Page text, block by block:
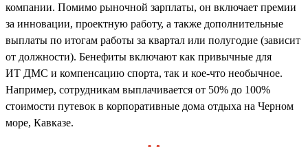
компании. Помимо рыночной зарплаты, он включает премии
за инновации, проектную работу, а также дополнительные
выплаты по итогам работы за квартал или полугодие (зависит
от должности). Бенефиты включают как привычные для
ИТ ДМС и компенсацию спорта, так и кое-что необычное.
Например, сотрудникам выплачивается от 50% до 100%
стоимости путевок в корпоративные дома отдыха на Черном
море, Кавказе.